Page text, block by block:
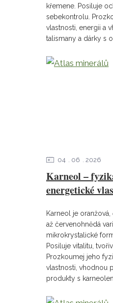
křemene. Posiluje
sebekontrolu.
vlastnosti, energii a
talismany a dárky s
Karneol –
energetické
04 06 2026
Karneol je
až červenohnědá
mikrokrystalické
Posiluje vitalitu,
Prozkoumej jeho
vlastnosti, vhodnou
produkty s